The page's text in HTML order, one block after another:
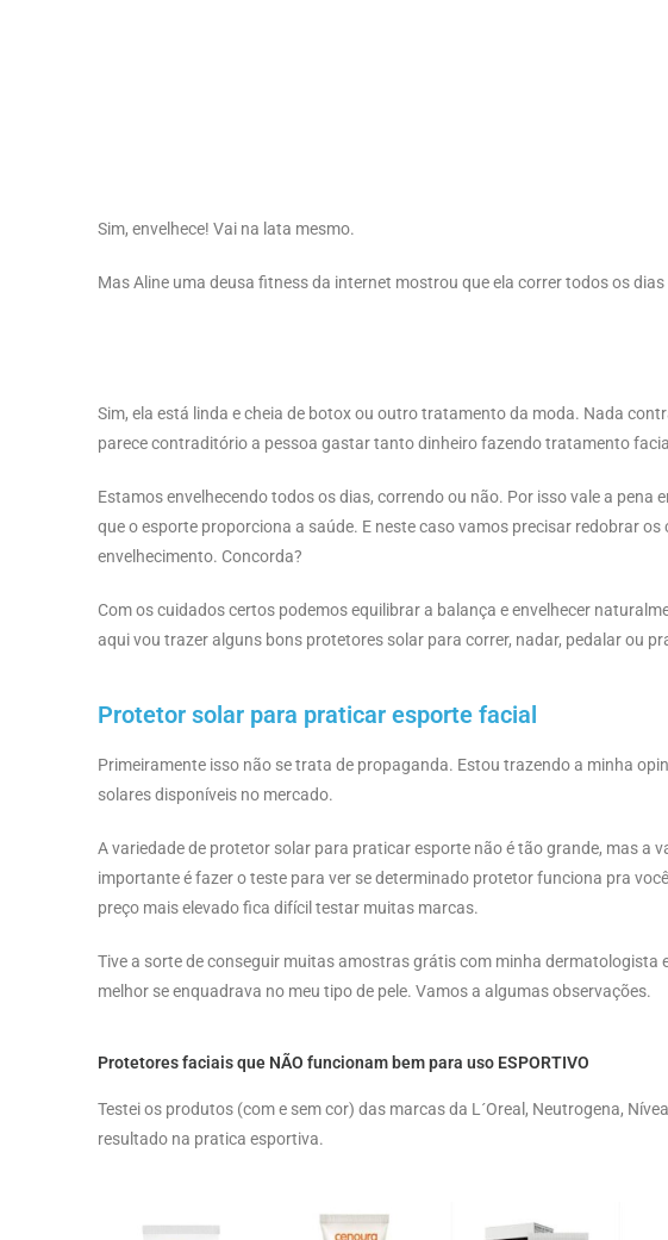
Sim, envelhece! Vai na lata mesmo.
Mas Aline uma deusa fitness da internet mostrou que ela correr todos os
Sim, ela está linda e cheia de botox ou outro tratamento da moda. Nada
parece contraditório a pessoa gastar tanto dinheiro fazendo tratamento
Estamos envelhecendo todos os dias, correndo ou não. Por isso vale a
que o esporte proporciona a saúde. E neste caso vamos precisar redobrar os
envelhecimento. Concorda?
Com os cuidados certos podemos equilibrar a balança e envelhecer
aqui vou trazer alguns bons protetores solar para correr, nadar, pedalar ou
Protetor solar para praticar esporte facial
Primeiramente isso não se trata de propaganda. Estou trazendo a minha
solares disponíveis no mercado.
A variedade de protetor solar para praticar esporte não é tão grande, mas a
importante é fazer o teste para ver se determinado protetor funciona pra
preço mais elevado fica difícil testar muitas marcas.
Tive a sorte de conseguir muitas amostras grátis com minha
melhor se enquadrava no meu tipo de pele. Vamos a algumas observações.
Protetores faciais que NÃO funcionam bem para uso ESPORTIVO
Testei os produtos (com e sem cor) das marcas da L´Oreal, Neutrogena,
resultado na pratica esportiva.